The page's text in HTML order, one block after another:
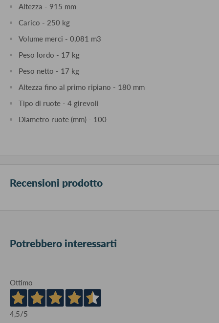
Altezza - 915 mm
Carico - 250 kg
Volume merci - 0,081 m3
Peso lordo - 17 kg
Peso netto - 17 kg
Altezza fino al primo ripiano - 180 mm
Tipo di ruote - 4 girevoli
Diametro ruote (mm) - 100
Recensioni prodotto
Potrebbero interessarti
Ottimo
4,5/5